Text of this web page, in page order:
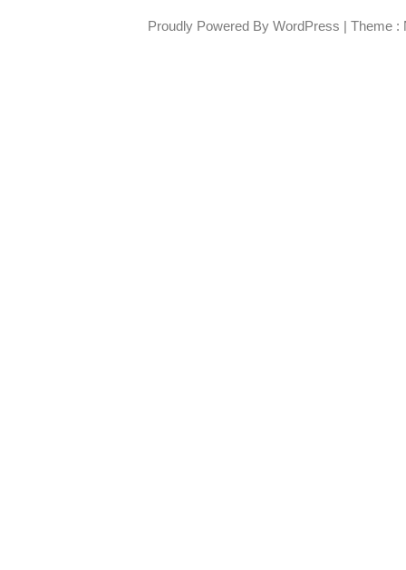
Proudly Powered By WordPress | Theme :